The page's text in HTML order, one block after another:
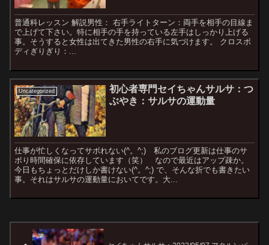
普通科レッスン 解説男性： 右手ライトターン：両手を相手の目線ま
で上げて下さい。特に相手の手を持っている左手はしっかり上げる
事。そうすると女性は出てきた男性の右手に気づけます。 クロスボ
ディぎりぎり：...
Uncategorized
初心者専門セイちゃんサルサ：つ
ぶやき：サルサの運動量
仕事が忙しくなってサボれない(^。^;) 私のブログ更新は仕事のサ
ボり時間確保に依存しています（笑） なので最近はアップ疎か。
今日もちょっとだけしか書けない(^。^;) で、そんな折でも書きたい
事。それはサルサの運動量においてです。大...